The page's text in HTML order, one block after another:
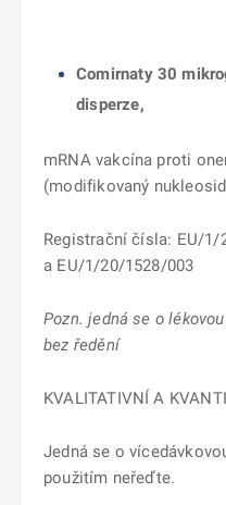
Comirnaty 30
disperze,
mRNA vakcína proti
(modifikovaný
Registrační čísla: EU/1/
a EU/1/20/1528/003
Pozn. jedná se o
bez ředění
KVALITATIVNÍ A
Jedná se o
použitím neřeďte.